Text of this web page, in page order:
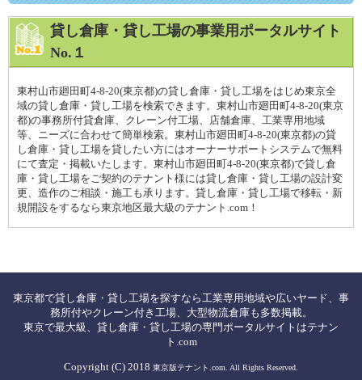
貸し倉庫・貸し工場の事業用ポータルサイト
No.１
東村山市廻田町4-8-20(東京都)の貸し倉庫・貸し工場をはじめ東京全
域の貸し倉庫・貸し工場を検索できます。東村山市廻田町4-8-20(東京
都)の事務所付貸倉庫、クレーン付工場、店舗倉庫、工業専用地域
等、ニーズに合わせて簡単検索。東村山市廻田町4-8-20(東京都)の貸
し倉庫・貸し工場を貸したい方にはオーナーサポートシステムで無料
にて査定・掲載いたします。東村山市廻田町4-8-20(東京都)で貸し倉
庫・貸し工場をご契約のテナント様には貸し倉庫・貸し工場の設計変
更、造作のご相談・施工も承ります。貸し倉庫・貸し工場で移転・新
規開設をするなら東京地区最大級のテナント.com！
東京都で貸し倉庫・貸し工場を探すなら工業専用地域や広いヤード、事
務所付やクレーン付き工場、大型物流倉庫も多数掲載。
東京で最大級、貸し倉庫・貸し工場の専門ポータルサイトはテナン
ト.com
Copyright (C) 2018 東京版テナント.com. All Rights Reserved.